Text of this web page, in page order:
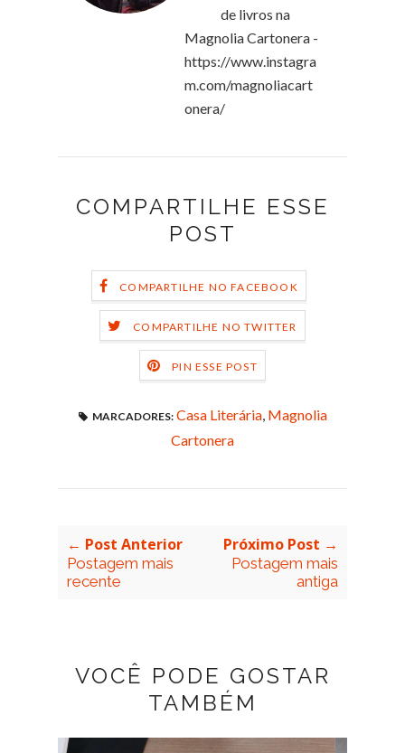
de livros na
Magnolia Cartonera -
https://www.instagra
m.com/magnoliacart
onera/
COMPARTILHE ESSE
POST
COMPARTILHE NO FACEBOOK
COMPARTILHE NO TWITTER
PIN ESSE POST
MARCADORES: Casa Literária, Magnolia
Cartonera
← Post Anterior
Postagem mais
recente
Próximo Post →
Postagem mais
antiga
VOCÊ PODE GOSTAR
TAMBÉM